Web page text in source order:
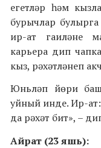
егетләр һәм
бурычлар
ир-ат гаиләне
карьера дип
кыз, рәхәтләнеп
Юньләп йөри
уйный инде. Ир-ат:
да рәхәт бит», –
Айрат (23 яшь):